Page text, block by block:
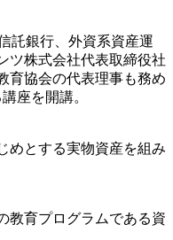
託銀行、外資系資産運
ツ株式会社代表取締役社
育協会の代表理事も務め
座を開講。
めとする実物資産を組み
教育プログラムである資